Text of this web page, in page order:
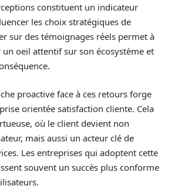
constituent un indicateur
les choix stratégiques de
sur des témoignages réels permet à
oeil attentif sur son écosystème et
proactive face à ces retours forge
orientée satisfaction cliente. Cela
où le client devient non
mais aussi un acteur clé de
Les entreprises qui adoptent cette
souvent un succès plus conforme